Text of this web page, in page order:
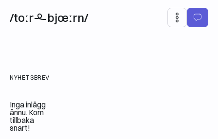
/toːr bjœːrn/
NYHETSBREV
Inga inlägg
ännu. Kom
tillbaka
snart!